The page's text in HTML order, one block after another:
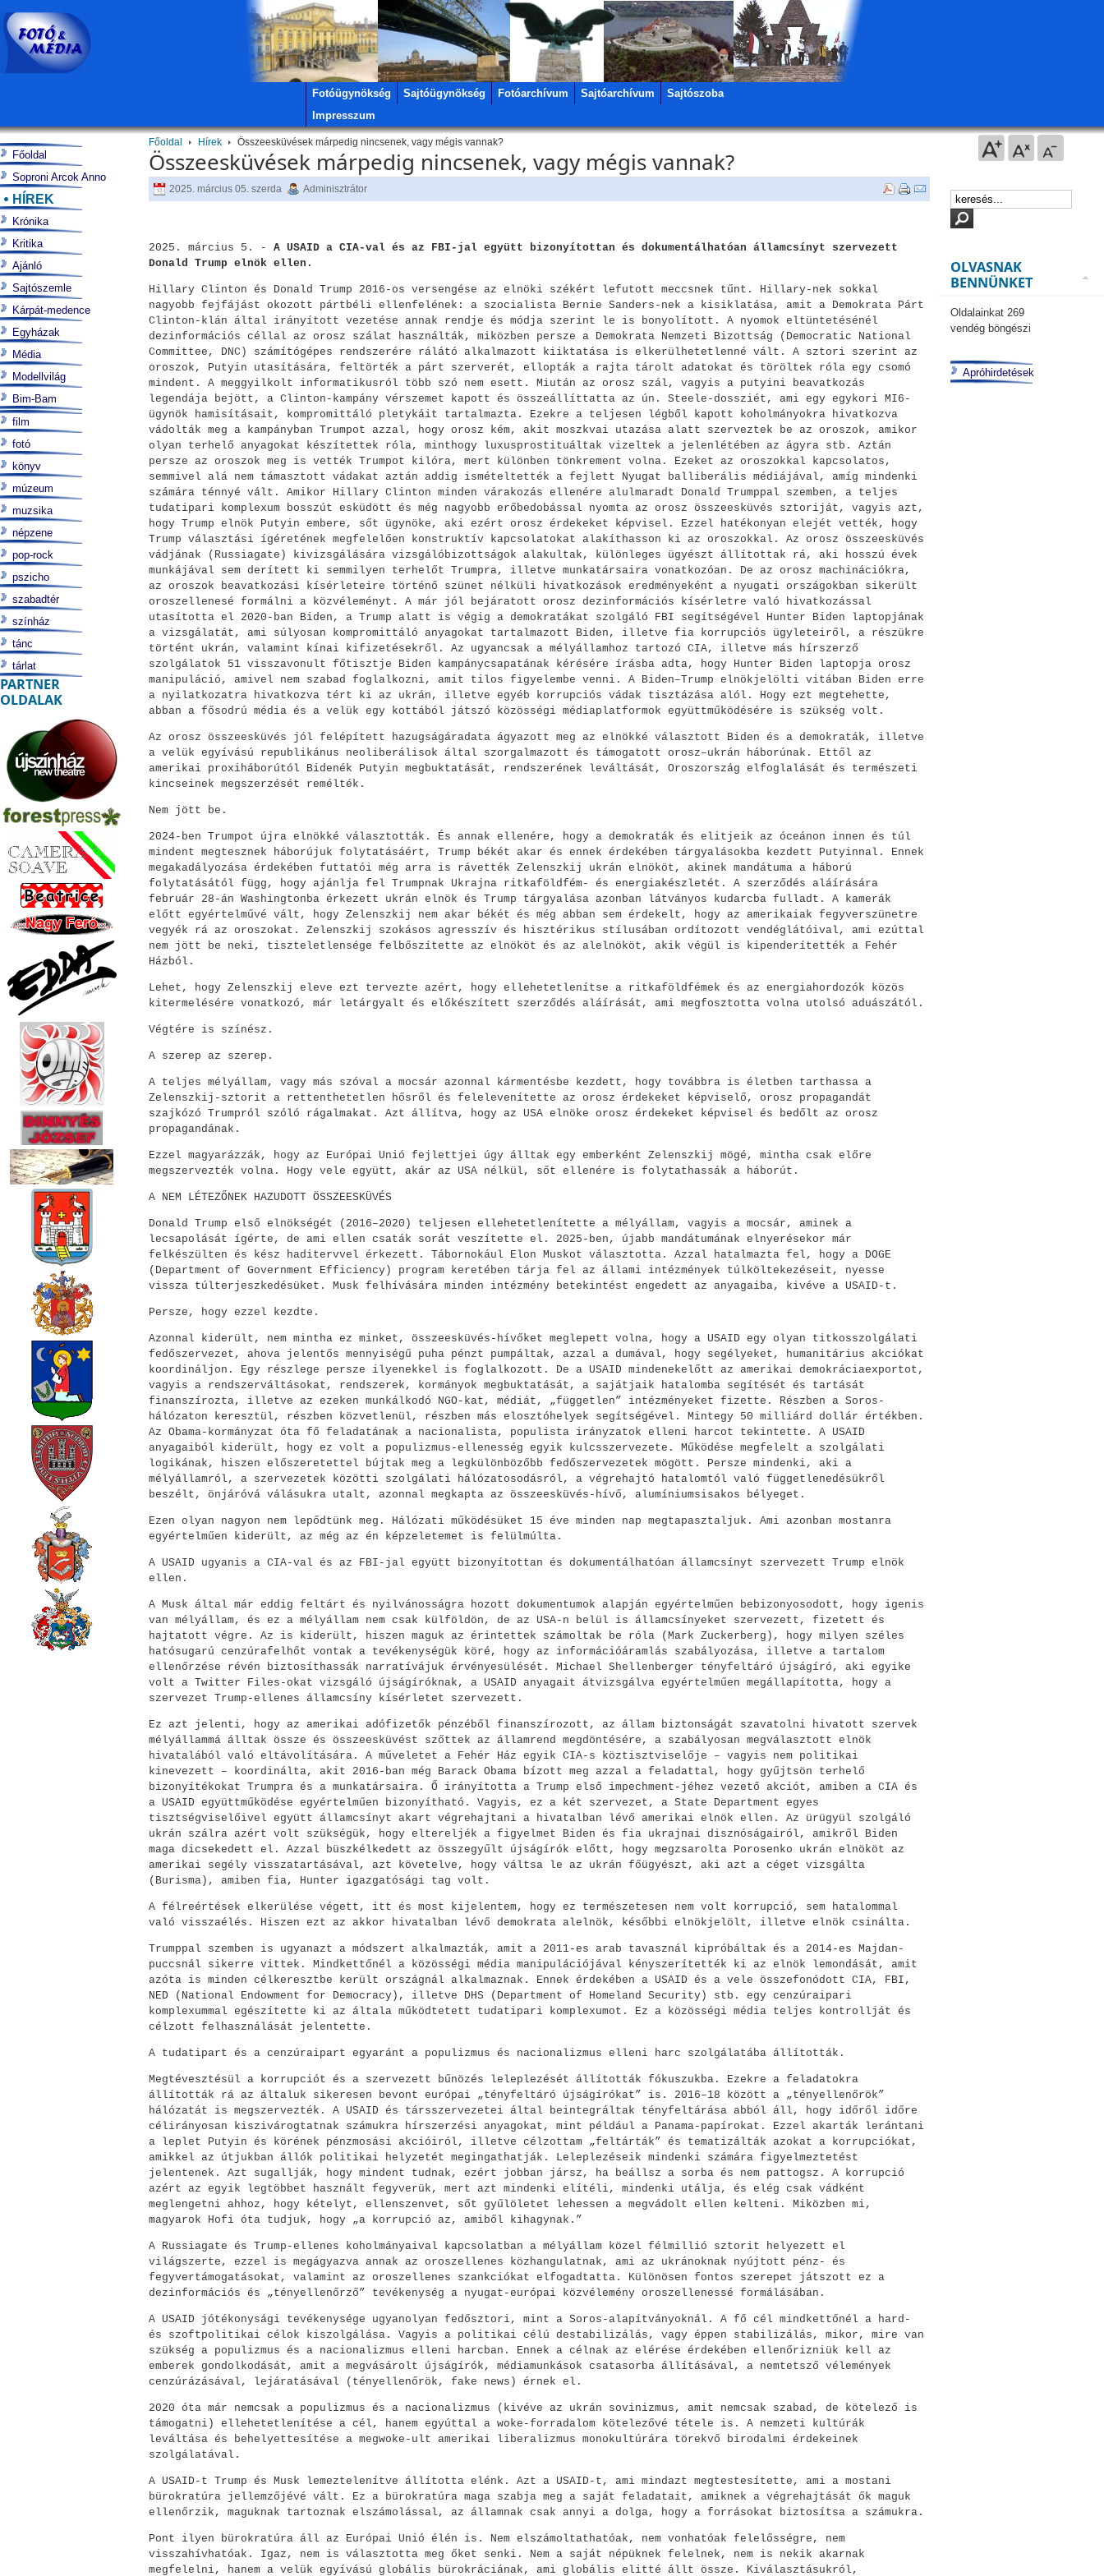
Fotóügynökség Sajtóügynökség Fotóarchívum Sajtóarchívum
Sajtószoba
Impresszum
Főoldal Hírek Összeesküvések márpedig nincsenek, vagy mégis vannak?
Összeesküvések márpedig nincsenek, vagy mégis vannak?
2025. március 05. szerda Adminisztrátor
2025. március 5. -A USAID a CIA-val és az FBI-jal együtt bizonyítottan és dokumentálhatóan államcsínyt szervezett
Donald Trump elnök ellen.
Hillary Clinton és Donald Trump 2016-os versengése az elnöki székért lefutott meccsnek tűnt. Hillary-nek sokkal
nagyobb fejfájást okozott pártbéli ellenfelének: a szocialista Bernie Sanders-nek a kisiklatása, amit a Demokrata Párt
Clinton-klán által irányított vezetése annak rendje és módja szerint le is bonyolított. A nyomok eltüntetésénél
dezinformációs céllal az orosz szálat használták, miközben persze a Demokrata Nemzeti Bizottság (Democratic National
Committee, DNC) számítógépes rendszerére rálátó alkalmazott kiiktatása is elkerülhetetlenné vált. A sztori szerint az
oroszok, Putyin utasítására, feltörték a párt szerverét, ellopták a rajta tárolt adatokat és töröltek róla egy csomó
mindent. A meggyilkolt informatikusról több szó nem esett. Miután az orosz szál, vagyis a putyini beavatkozás
legendája bejött, a Clinton-kampány vérszemet kapott és összeállíttatta az ún. Steele-dossziét, ami egy egykori MI6-
ügynök hamisításait, kompromittáló pletykáit tartalmazta. Ezekre a teljesen légből kapott koholmányokra hivatkozva
vádolták meg a kampányban Trumpot azzal, hogy orosz kém, akit moszkvai utazása alatt szerveztek be az oroszok, amikor
olyan terhelő anyagokat készítettek róla, minthogy luxusprostituáltak vizeltek a jelenlétében az ágyra stb. Aztán
persze az oroszok meg is vették Trumpot kilóra, mert különben tönkrement volna. Ezeket az oroszokkal kapcsolatos,
semmivel alá nem támasztott vádakat aztán addig ismételtették a fejlett Nyugat balliberális médiájával, amíg mindenki
számára ténnyé vált. Amikor Hillary Clinton minden várakozás ellenére alulmaradt Donald Trumppal szemben, a teljes
tudatipari komplexum bosszút esküdött és még nagyobb erőbedobással nyomta az orosz összeesküvés sztoriját, vagyis azt,
hogy Trump elnök Putyin embere, sőt ügynöke, aki ezért orosz érdekeket képvisel. Ezzel hatékonyan elejét vették, hogy
Trump választási ígéretének megfelelően konstruktív kapcsolatokat alakíthasson ki az oroszokkal. Az orosz összeesküvés
vádjának (Russiagate) kivizsgálására vizsgálóbizottságok alakultak, különleges ügyészt állítottak rá, aki hosszú évek
munkájával sem derített ki semmilyen terhelőt Trumpra, illetve munkatársaira vonatkozóan. De az orosz machinációkra,
az oroszok beavatkozási kísérleteire történő szünet nélküli hivatkozások eredményeként a nyugati országokban sikerült
oroszellenesé formálni a közvéleményt. A már jól bejáratott orosz dezinformációs kísérletre való hivatkozással
utasította el 2020-ban Biden, a Trump alatt is végig a demokratákat szolgáló FBI segítségével Hunter Biden laptopjának
a vizsgálatát, ami súlyosan kompromittáló anyagokat tartalmazott Biden, illetve fia korrupciós ügyleteiről, a részükre
történt ukrán, valamint kínai kifizetésekről. Az ugyancsak a mélyállamhoz tartozó CIA, illetve más hírszerző
szolgálatok 51 visszavonult főtisztje Biden kampánycsapatának kérésére írásba adta, hogy Hunter Biden laptopja orosz
manipuláció, amivel nem szabad foglalkozni, amit tilos figyelembe venni. A Biden–Trump elnökjelölti vitában Biden erre
a nyilatkozatra hivatkozva tért ki az ukrán, illetve egyéb korrupciós vádak tisztázása alól. Hogy ezt megtehette,
abban a fősodrú média és a velük egy kottából játszó közösségi médiaplatformok együttműködésére is szükség volt.
Az orosz összeesküvés jól felépített hazugságáradata ágyazott meg az elnökké választott Biden és a demokraták, illetve
a velük egyívású republikánus neoliberálisok által szorgalmazott és támogatott orosz–ukrán háborúnak. Ettől az
amerikai proxiháborútól Bidenék Putyin megbuktatását, rendszerének leváltását, Oroszország elfoglalását és természeti
kincseinek megszerzését remélték.
Nem jött be.
2024-ben Trumpot újra elnökké választották. És annak ellenére, hogy a demokraták és elitjeik az óceánon innen és túl
mindent megtesznek háborújuk folytatásáért, Trump békét akar és ennek érdekében tárgyalásokba kezdett Putyinnal. Ennek
megakadályozása érdekében futtatói még arra is rávették Zelenszkij ukrán elnököt, akinek mandátuma a háború
folytatásától függ, hogy ajánlja fel Trumpnak Ukrajna ritkaföldfém- és energiakészletét. A szerződés aláírására
február 28-án Washingtonba érkezett ukrán elnök és Trump tárgyalása azonban látványos kudarcba fulladt. A kamerák
előtt egyértelművé vált, hogy Zelenszkij nem akar békét és még abban sem érdekelt, hogy az amerikaiak fegyverszünetre
vegyék rá az oroszokat. Zelenszkij szokásos agresszív és hisztérikus stílusában ordítozott vendéglátóival, ami ezúttal
nem jött be neki, tiszteletlensége felbőszítette az elnököt és az alelnököt, akik végül is kipenderítették a Fehér
Házból.
Lehet, hogy Zelenszkij eleve ezt tervezte azért, hogy ellehetetlenítse a ritkaföldfémek és az energiahordozók közös
kitermelésére vonatkozó, már letárgyalt és előkészített szerződés aláírását, ami megfosztotta volna utolsó aduászától.
Végtére is színész.
A szerep az szerep.
A teljes mélyállam, vagy más szóval a mocsár azonnal kármentésbe kezdett, hogy továbbra is életben tarthassa a
Zelenszkij-sztorit a rettenthetetlen hősről és felelevenítette az orosz érdekeket képviselő, orosz propagandát
szajkózó Trumpról szóló rágalmakat. Azt állítva, hogy az USA elnöke orosz érdekeket képvisel és bedőlt az orosz
propagandának.
Ezzel magyarázzák, hogy az Európai Unió fejlettjei úgy álltak egy emberként Zelenszkij mögé, mintha csak előre
megszervezték volna. Hogy vele együtt, akár az USA nélkül, sőt ellenére is folytathassák a háborút.
A NEM LÉTEZŐNEK HAZUDOTT ÖSSZEESKÜVÉS
Donald Trump első elnökségét (2016–2020) teljesen ellehetetlenítette a mélyállam, vagyis a mocsár, aminek a
lecsapolását ígérte, de ami ellen csaták sorát veszítette el. 2025-ben, újabb mandátumának elnyerésekor már
felkészülten és kész haditervvel érkezett. Tábornokául Elon Muskot választotta. Azzal hatalmazta fel, hogy a DOGE
(Department of Government Efficiency) program keretében tárja fel az állami intézmények túlköltekezéseit, nyesse
vissza túlterjeszkedésüket. Musk felhívására minden intézmény betekintést engedett az anyagaiba, kivéve a USAID-t.
Persze, hogy ezzel kezdte.
Azonnal kiderült, nem mintha ez minket, összeesküvés-hívőket meglepett volna, hogy a USAID egy olyan titkosszolgálati
fedőszervezet, ahova jelentős mennyiségű puha pénzt pumpáltak, azzal a dumával, hogy segélyeket, humanitárius akciókat
koordináljon. Egy részlege persze ilyenekkel is foglalkozott. De a USAID mindenekelőtt az amerikai demokráciaexportot,
vagyis a rendszerváltásokat, rendszerek, kormányok megbuktatását, a sajátjaik hatalomba segítését és tartását
finanszírozta, illetve az ezeken munkálkodó NGO-kat, médiát, „független” intézményeket fizette. Részben a Soros-
hálózaton keresztül, részben közvetlenül, részben más elosztóhelyek segítségével. Mintegy 50 milliárd dollár értékben.
Az Obama-kormányzat óta fő feladatának a nacionalista, populista irányzatok elleni harcot tekintette. A USAID
anyagaiból kiderült, hogy ez volt a populizmus-ellenesség egyik kulcsszervezete. Működése megfelelt a szolgálati
logikának, hiszen előszeretettel bújtak meg a legkülönbözőbb fedőszervezetek mögött. Persze mindenki, aki a
mélyállamról, a szervezetek közötti szolgálati hálózatosodásról, a végrehajtó hatalomtól való függetlenedésükről
beszélt, önjáróvá válásukra utalt, azonnal megkapta az összeesküvés-hívő, alumíniumsisakos bélyeget.
Ezen olyan nagyon nem lepődtünk meg. Hálózati működésüket 15 éve minden nap megtapasztaljuk. Ami azonban mostanra
egyértelműen kiderült, az még az én képzeletemet is felülmúlta.
A USAID ugyanis a CIA-val és az FBI-jal együtt bizonyítottan és dokumentálhatóan államcsínyt szervezett Trump elnök
ellen.
A Musk által már eddig feltárt és nyilvánosságra hozott dokumentumok alapján egyértelműen bebizonyosodott, hogy igenis
van mélyállam, és ez a mélyállam nem csak külföldön, de az USA-n belül is államcsínyeket szervezett, fizetett és
hajtatott végre. Az is kiderült, hiszen maguk az érintettek számoltak be róla (Mark Zuckerberg), hogy milyen széles
hatósugarú cenzúrafelhőt vontak a tevékenységük köré, hogy az információáramlás szabályozása, illetve a tartalom
ellenőrzése révén biztosíthassák narratívájuk érvényesülését. Michael Shellenberger tényfeltáró újságíró, aki egyike
volt a Twitter Files-okat vizsgáló újságíróknak, a USAID anyagait átvizsgálva egyértelműen megállapította, hogy a
szervezet Trump-ellenes államcsíny kísérletet szervezett.
Ez azt jelenti, hogy az amerikai adófizetők pénzéből finanszírozott, az állam biztonságát szavatolni hivatott szervek
mélyállammá álltak össze és összeesküvést szőttek az államrend megdöntésére, a szabályosan megválasztott elnök
hivatalából való eltávolítására. A műveletet a Fehér Ház egyik CIA-s köztisztviselője – vagyis nem politikai
kinevezett – koordinálta, akit 2016-ban még Barack Obama bízott meg azzal a feladattal, hogy gyűjtsön terhelő
bizonyítékokat Trumpra és a munkatársaira. Ő irányította a Trump első impechment-jéhez vezető akciót, amiben a CIA és
a USAID együttműködése egyértelműen bizonyítható. Vagyis, ez a két szervezet, a State Department egyes
tisztségviselőivel együtt államcsínyt akart végrehajtani a hivatalban lévő amerikai elnök ellen. Az ürügyül szolgáló
ukrán szálra azért volt szükségük, hogy eltereljék a figyelmet Biden és fia ukrajnai disznóságairól, amikről Biden
maga dicsekedett el. Azzal büszkélkedett az összegyűlt újságírók előtt, hogy megzsarolta Porosenko ukrán elnököt az
amerikai segély visszatartásával, azt követelve, hogy váltsa le az ukrán főügyészt, aki azt a céget vizsgálta
(Burisma), amiben fia, Hunter igazgatósági tag volt.
A félreértések elkerülése végett, itt és most kijelentem, hogy ez természetesen nem volt korrupció, sem hatalommal
való visszaélés. Hiszen ezt az akkor hivatalban lévő demokrata alelnök, későbbi elnökjelölt, illetve elnök csinálta.
Trumppal szemben is ugyanazt a módszert alkalmazták, amit a 2011-es arab tavasznál kipróbáltak és a 2014-es Majdan-
puccsnál sikerre vittek. Mindkettőnél a közösségi média manipulációjával kényszerítették ki az elnök lemondását, amit
azóta is minden célkeresztbe került országnál alkalmaznak. Ennek érdekében a USAID és a vele összefonódott CIA, FBI,
NED (National Endowment for Democracy), illetve DHS (Department of Homeland Security) stb. egy cenzúraipari
komplexummal egészítette ki az általa működtetett tudatipari komplexumot. Ez a közösségi média teljes kontrollját és
célzott felhasználását jelentette.
A tudatipart és a cenzúraipart egyaránt a populizmus és nacionalizmus elleni harc szolgálatába állították.
Megtévesztésül a korrupciót és a szervezett bűnözés leleplezését állították fókuszukba. Ezekre a feladatokra
állították rá az általuk sikeresen bevont európai „tényfeltáró újságírókat” is. 2016–18 között a „tényellenőrök”
hálózatát is megszervezték. A USAID és társszervezetei által beintegráltak tényfeltárása abból áll, hogy időről időre
célirányosan kiszivárogtatnak számukra hírszerzési anyagokat, mint például a Panama-papírokat. Ezzel akarták lerántani
a leplet Putyin és körének pénzmosási akcióiról, illetve célzottam „feltárták” és tematizálták azokat a korrupciókat,
amikkel az útjukban állók politikai helyzetét megingathatják. Leleplezéseik mindenki számára figyelmeztetést
jelentenek. Azt sugallják, hogy mindent tudnak, ezért jobban jársz, ha beállsz a sorba és nem pattogsz. A korrupció
azért az egyik legtöbbet használt fegyverük, mert azt mindenki elítéli, mindenki utálja, és elég csak vádként
meglengetni ahhoz, hogy kételyt, ellenszenvet, sőt gyűlöletet lehessen a megvádolt ellen kelteni. Miközben mi,
magyarok Hofi óta tudjuk, hogy „a korrupció az, amiből kihagynak.”
A Russiagate és Trump-ellenes koholmányaival kapcsolatban a mélyállam közel félmillió sztorit helyezett el
világszerte, ezzel is megágyazva annak az oroszellenes közhangulatnak, ami az ukránoknak nyújtott pénz- és
fegyvertámogatásokat, valamint az oroszellenes szankciókat elfogadtatta. Különösen fontos szerepet játszott ez a
dezinformációs és „tényellenőrző” tevékenység a nyugat-európai közvélemény oroszellenessé formálásában.
A USAID jótékonysági tevékenysége ugyanolyan fedősztori, mint a Soros-alapítványoknál. A fő cél mindkettőnél a hard-
és szoftpolitikai célok kiszolgálása. Vagyis a politikai célú destabilizálás, vagy éppen stabilizálás, mikor, mire van
szükség a populizmus és a nacionalizmus elleni harcban. Ennek a célnak az elérése érdekében ellenőrizniük kell az
emberek gondolkodását, amit a megvásárolt újságírók, médiamunkások csatasorba állításával, a nemtetsző vélemények
cenzúrázásával, lejáratásával (tényellenőrök, fake news) érnek el.
2020 óta már nemcsak a populizmus és a nacionalizmus (kivéve az ukrán sovinizmus, amit nemcsak szabad, de kötelező is
támogatni) ellehetetlenítése a cél, hanem egyúttal a woke-forradalom kötelezővé tétele is. A nemzeti kultúrák
leváltása és behelyettesítése a megwoke-ult amerikai liberalizmus monokultúrára törekvő birodalmi érdekeinek
szolgálatával.
A USAID-t Trump és Musk lemeztelenítve állította elénk. Azt a USAID-t, ami mindazt megtestesítette, ami a mostani
bürokratúra jellemzőjévé vált. Ez a bürokratúra maga szabja meg a saját feladatait, amiknek a végrehajtását ők maguk
ellenőrzik, maguknak tartoznak elszámolással, az államnak csak annyi a dolga, hogy a forrásokat biztosítsa a számukra.
Pont ilyen bürokratúra áll az Európai Unió élén is. Nem elszámoltathatóak, nem vonhatóak felelősségre, nem
visszahívhatóak. Igaz, nem is választotta meg őket senki. Nem a saját népüknek felelnek, nem is nekik akarnak
megfelelni, hanem a velük egyívású globális bürokráciának, ami globális elitté állt össze. Kiválasztásukról,
Főoldal
Soproni Arcok Anno
HÍREK
Krónika
Kritika
Ajánló
Sajtószemle
Kárpát-medence
Egyházak
Média
Modellvilág
Bim-Bam
film
fotó
könyv
múzeum
muzsika
népzene
pop-rock
pszicho
szabadtér
színház
tánc
tárlat
PARTNER
OLDALAK
OLVASNAK
BENNÜNKET
Oldalainkat 269
vendég böngészi
Apróhirdetések